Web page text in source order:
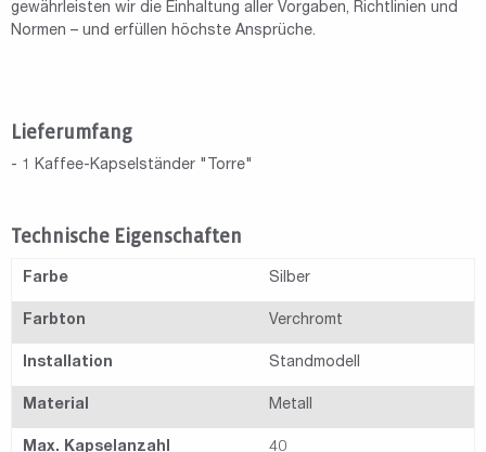
gewährleisten wir die Einhaltung aller Vorgaben, Richtlinien und
Normen – und erfüllen höchste Ansprüche.
Lieferumfang
- 1 Kaffee-Kapselständer "Torre"
Technische Eigenschaften
Farbe Silber
Farbton Verchromt
Installation Standmodell
Material Metall
Max. Kapselanzahl 40